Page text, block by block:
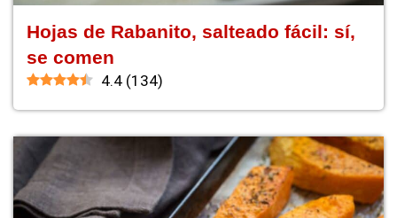
Hojas de Rabanito, salteado fácil: sí,
se comen
4.4 (134)